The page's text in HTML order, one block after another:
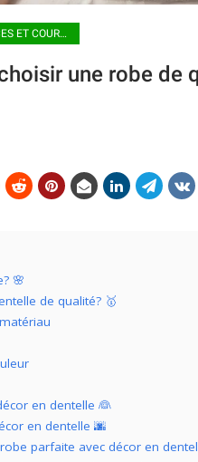
TENDANCES ET COURANTS DE MODE
une robe de
🌸
de qualité? 🥇
en dentelle 👰
en dentelle 🌆
parfaite avec décor en